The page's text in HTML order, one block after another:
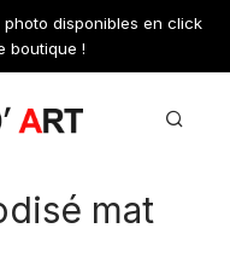
disponibles en click
boutique !
mat